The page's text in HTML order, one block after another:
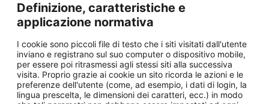
Definizione, caratteristiche e
applicazione normativa
I cookie sono piccoli file di testo che i siti visitati dall'utente
inviano e registrano sul suo computer o dispositivo mobile,
per essere poi ritrasmessi agli stessi siti alla successiva
visita. Proprio grazie ai cookie un sito ricorda le azioni e le
preferenze dell'utente (come, ad esempio, i dati di login, la
lingua prescelta, le dimensioni dei caratteri, ecc.) in modo